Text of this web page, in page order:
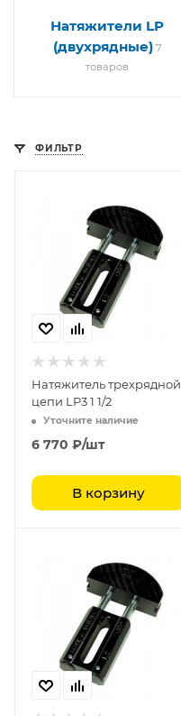
Натяжители LP
(двухрядные) 7
товаров
ФИЛЬТР
Натяжитель трехрядной
цепи LP3 1 1/2
Уточните наличие
6 770 ₽/шт
В корзину